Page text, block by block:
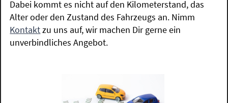
Dabei kommt es nicht auf den Kilometerstand, das
Alter oder den Zustand des Fahrzeugs an. Nimm
Kontaktzu uns auf, wir machen Dir gerne ein
unverbindliches Angebot.